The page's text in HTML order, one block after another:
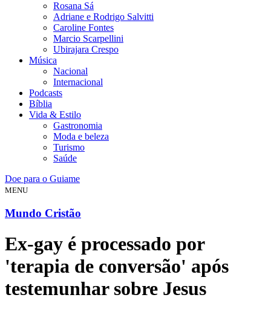
Rosana Sá
Adriane e Rodrigo Salvitti
Caroline Fontes
Marcio Scarpellini
Ubirajara Crespo
Música
Nacional
Internacional
Podcasts
Bíblia
Vida & Estilo
Gastronomia
Moda e beleza
Turismo
Saúde
Doe para o Guiame
MENU
Mundo Cristão
Ex-gay é processado por
'terapia de conversão' após
testemunhar sobre Jesus